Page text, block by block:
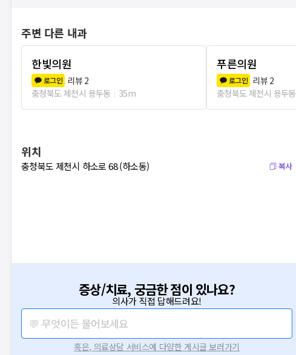
주변 다른 내과
한빛의원
로그인 리뷰 2
충청북도 제천시 용두동
35m
푸른의원
로그인 리뷰 2
충청북도 제천시 용두동
위치
충청북도 제천시 하소로 68 (하소동) 복사
증상/치료, 궁금한 점이 있나요?
의사가 직접 답해드려요!
💬 무엇이든 물어보세요
혹은, 의료상담 서비스에 다양한 게시글 보러가기